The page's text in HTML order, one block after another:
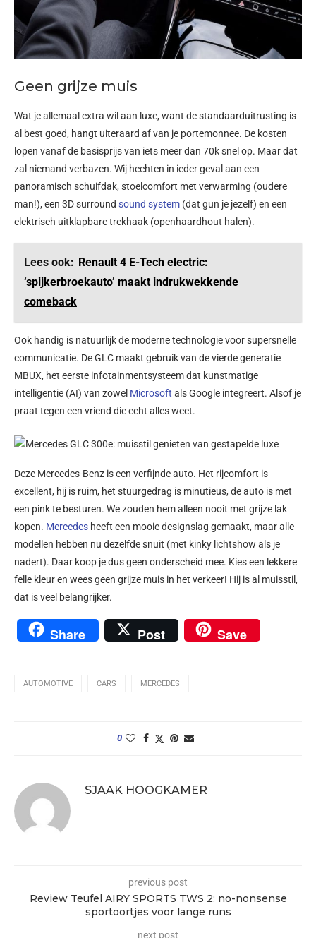
Geen grijze muis
Wat je allemaal extra wil aan luxe, want de standaarduitrusting is
al best goed, hangt uiteraard af van je portemonnee. De kosten
lopen vanaf de basisprijs van iets meer dan 70k snel op. Maar dat
zal niemand verbazen. Wij hechten in ieder geval aan een
panoramisch schuifdak, stoelcomfort met verwarming (oudere
man!), een 3D surround sound system (dat gun je jezelf) en een
elektrisch uitklapbare trekhaak (openhaardhout halen).
Lees ook: Renault 4 E-Tech electric:
‘spijkerbroekauto’ maakt indrukwekkende
comeback
Ook handig is natuurlijk de moderne technologie voor supersnelle
communicatie. De GLC maakt gebruik van de vierde generatie
MBUX, het eerste infotainmentsysteem dat kunstmatige
intelligentie (AI) van zowel Microsoft als Google integreert. Alsof je
praat tegen een vriend die echt alles weet.
Deze Mercedes-Benz is een verfijnde auto. Het rijcomfort is
excellent, hij is ruim, het stuurgedrag is minutieus, de auto is met
een pink te besturen. We zouden hem alleen nooit met grijze lak
kopen. Mercedes heeft een mooie designslag gemaakt, maar alle
modellen hebben nu dezelfde snuit (met kinky lichtshow als je
nadert). Daar koop je dus geen onderscheid mee. Kies een lekkere
felle kleur en wees geen grijze muis in het verkeer! Hij is al muisstil,
dat is veel belangrijker.
Share Post Save
AUTOMOTIVE CARS MERCEDES
0
SJAAK HOOGKAMER
previous post
Review Teufel AIRY SPORTS TWS 2: no-nonsense
sportoortjes voor lange runs
next post